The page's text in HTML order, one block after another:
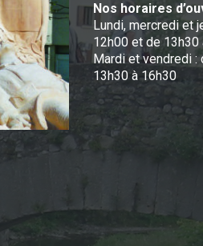
Nos horaires
Lundi, mercredi et
12h00 et de 13h30
Mardi et vendredi :
13h30 à 16h30